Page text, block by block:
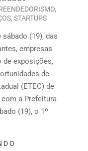
,
, STARTUPS
(19), das
empresas
de exposições,
de
(ETEC) de
a Prefeitura
(19), o 1º